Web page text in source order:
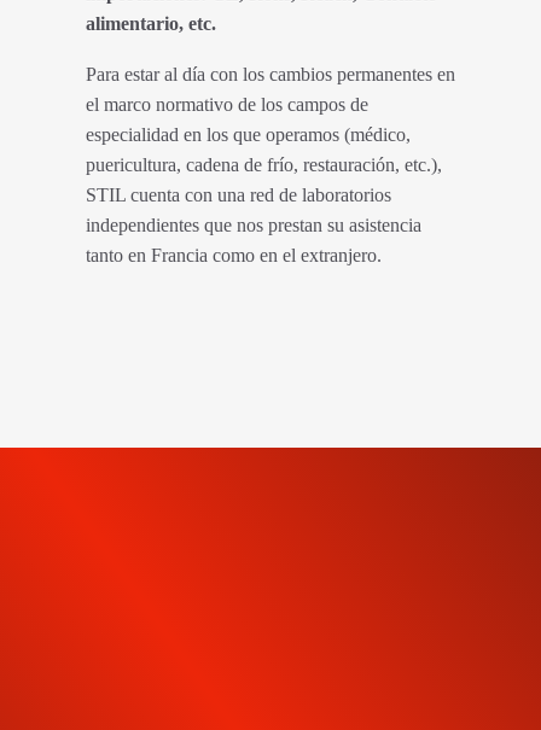
alimentario, etc.
Para estar al día con los cambios permanentes en
el marco normativo de los campos de
especialidad en los que operamos (médico,
puericultura, cadena de frío, restauración, etc.),
STIL cuenta con una red de laboratorios
independientes que nos prestan su asistencia
tanto en Francia como en el extranjero.